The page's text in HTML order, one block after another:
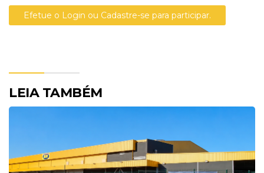
Efetue o Login ou Cadastre-se para participar.
LEIA TAMBÉM